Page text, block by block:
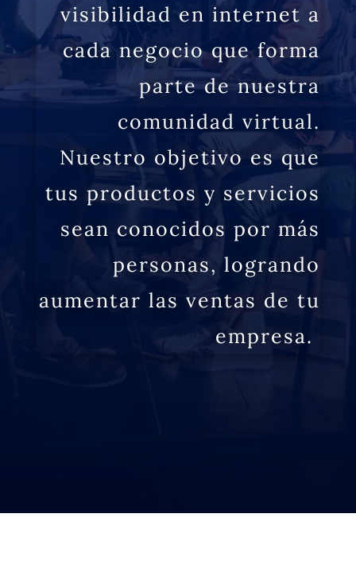
visibilidad en internet a
cada negocio que forma
parte de nuestra
comunidad virtual.
Nuestro objetivo es que
tus productos y servicios
sean conocidos por más
personas, logrando
aumentar las ventas de tu
empresa.